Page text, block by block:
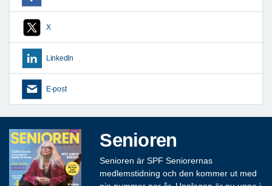
X
LinkedIn
E-post
Senioren
Senioren är SPF Seniorernas
medlemstidning och den kommer ut med